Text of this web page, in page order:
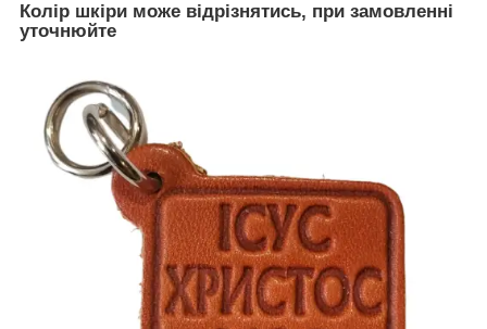
Колір шкіри може відрізнятись, при замовленні
уточнюйте